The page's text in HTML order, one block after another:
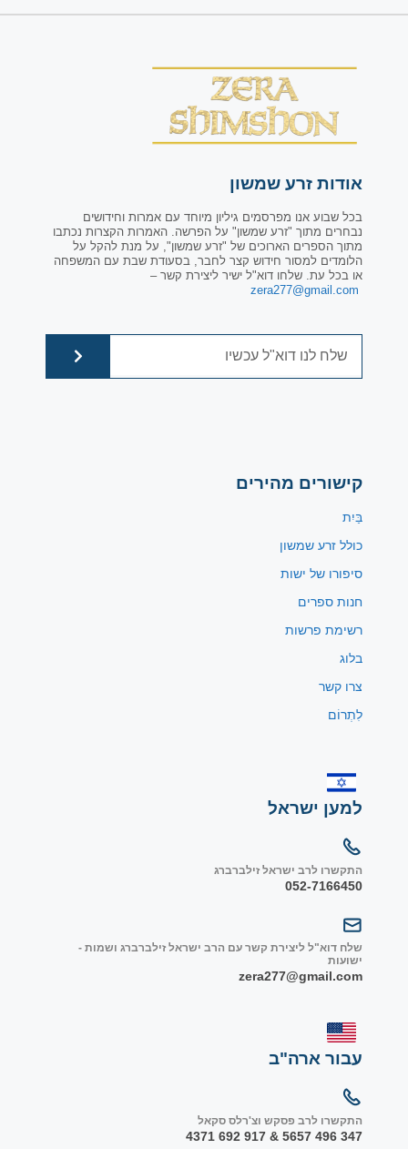
אודות זרע שמשון
בכל שבוע אנו מפרסמים גיליון מיוחד עם אמרות וחידושים
נבחרים מתוך "זרע שמשון" על הפרשה. האמרות הקצרות נכתבו
מתוך הספרים הארוכים של "זרע שמשון", על מנת להקל על
הלומדים למסור חידוש קצר לחבר, בסעודת שבת עם המשפחה
או בכל עת. שלחו דוא"ל ישיר ליצירת קשר –
zera277@gmail.com
קישורים מהירים
בַּיִת
כולל זרע שמשון
סיפורו של ישות
חנות ספרים
רשימת פרשות
בלוג
צרו קשר
לִתְרוֹם
למען ישראל
התקשרו לרב ישראל זילברברג
052-7166450
שלח דוא"ל ליצירת קשר עם הרב ישראל זילברברג ושמות -
ישועות
zera277@gmail.com
עבור ארה"ב
התקשרו לרב פסקש וצ'רלס סקאל
347 496 5657 & 917 692 4371